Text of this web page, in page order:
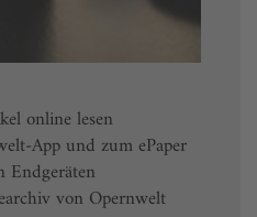
online lesen
App und zum ePaper
Endgeräten
von Opernwelt